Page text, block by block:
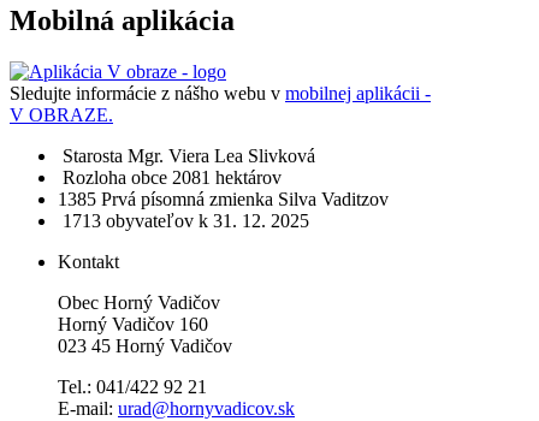
Mobilná aplikácia
Sledujte informácie z nášho webu v mobilnej aplikácii -
V OBRAZE.
Starosta Mgr. Viera Lea Slivková
Rozloha obce 2081 hektárov
1385​ Prvá písomná zmienka Silva Vaditzov
1713 obyvateľov k 31. 12. 2025
Kontakt
Obec Horný Vadičov
Horný Vadičov 160
023 45 Horný Vadičov
Tel.: 041/422 92 21
E-mail: urad@hornyvadicov.sk